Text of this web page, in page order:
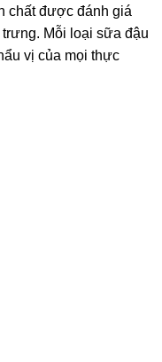
chất được đánh giá
Mỗi loại sữa đậu
vị của mọi thực